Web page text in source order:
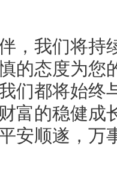
，我们将持
的态度为您
们都将始终
富的稳健成
安顺遂，万